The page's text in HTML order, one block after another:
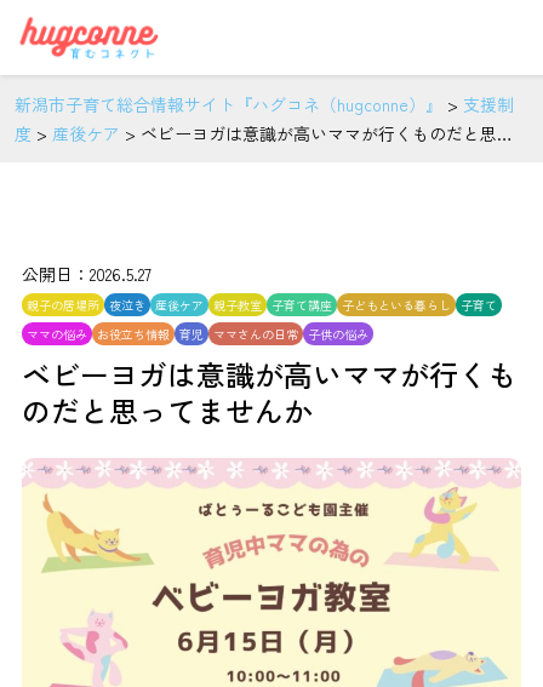
新潟市子育て総合情報サイト『ハグコネ（hugconne）』 > 支援制
度 > 産後ケア > ベビーヨガは意識が高いママが行くものだと思っ
公開日：2026.5.27
親子の居場所 夜泣き 産後ケア 親子教室 子育て講座 子どもといる暮らし
子育て
ママの悩み
お役立ち情報 育児 ママさんの日常 子供の悩み
ベビーヨガは意識が高いママが行くも
のだと思ってませんか